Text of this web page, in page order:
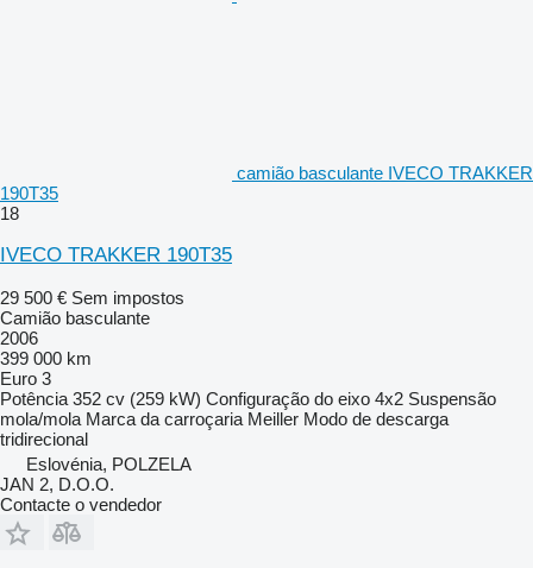
camião basculante IVECO TRAKKER
190T35
18
IVECO TRAKKER 190T35
29 500 € Sem impostos
Camião basculante
2006
399 000 km
Euro 3
Potência 352 cv (259 kW) Configuração do eixo 4x2 Suspensão
mola/mola Marca da carroçaria Meiller Modo de descarga
tridirecional
Eslovénia, POLZELA
JAN 2, D.O.O.
Contacte o vendedor